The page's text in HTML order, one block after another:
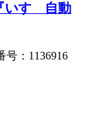
いすゞ自動
：1136916